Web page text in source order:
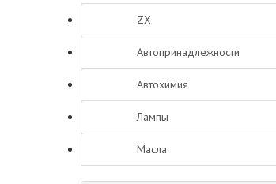
ZX
Автопринадлежности
Автохимия
Лампы
Масла